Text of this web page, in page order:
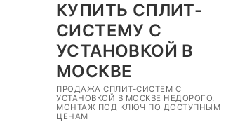
содержимому
КУПИТЬ СПЛИТ-
СИСТЕМУ С
УСТАНОВКОЙ В
МОСКВЕ
ПРОДАЖА СПЛИТ-СИСТЕМ С
УСТАНОВКОЙ В МОСКВЕ НЕДОРОГО,
МОНТАЖ ПОД КЛЮЧ ПО ДОСТУПНЫМ
ЦЕНАМ